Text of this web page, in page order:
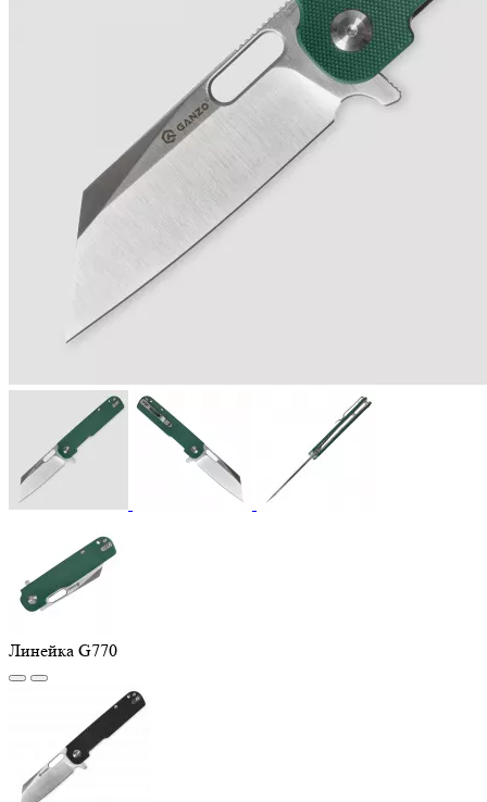
Линейка G770